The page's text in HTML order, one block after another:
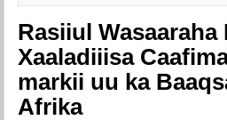
Rasiiul
Xaaladiiisa
markii uu ka
Afrika